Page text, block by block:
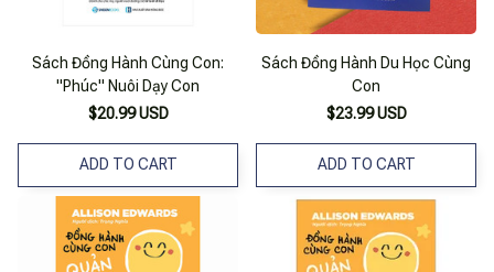
Sách Đồng Hành Cùng Con:
"Phúc" Nuôi Dạy Con
$20.99 USD
ADD TO CART
Sách Đồng Hành Du Học Cùng
Con
$23.99 USD
ADD TO CART